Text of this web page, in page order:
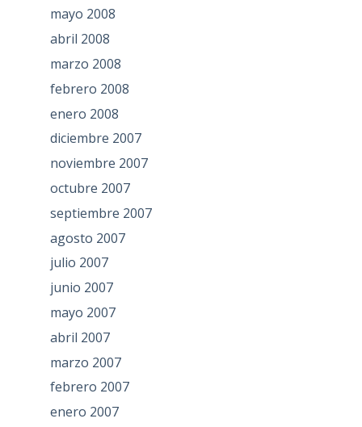
mayo 2008
abril 2008
marzo 2008
febrero 2008
enero 2008
diciembre 2007
noviembre 2007
octubre 2007
septiembre 2007
agosto 2007
julio 2007
junio 2007
mayo 2007
abril 2007
marzo 2007
febrero 2007
enero 2007